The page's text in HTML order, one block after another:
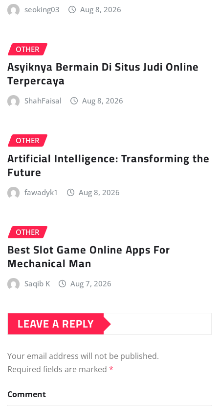
seoking03 Aug 8, 2026
OTHER
Asyiknya Bermain Di Situs Judi Online
Terpercaya
ShahFaisal Aug 8, 2026
OTHER
Artificial Intelligence: Transforming the
Future
fawadyk1 Aug 8, 2026
OTHER
Best Slot Game Online Apps For
Mechanical Man
Saqib K Aug 7, 2026
LEAVE A REPLY
Your email address will not be published.
Required fields are marked *
Comment